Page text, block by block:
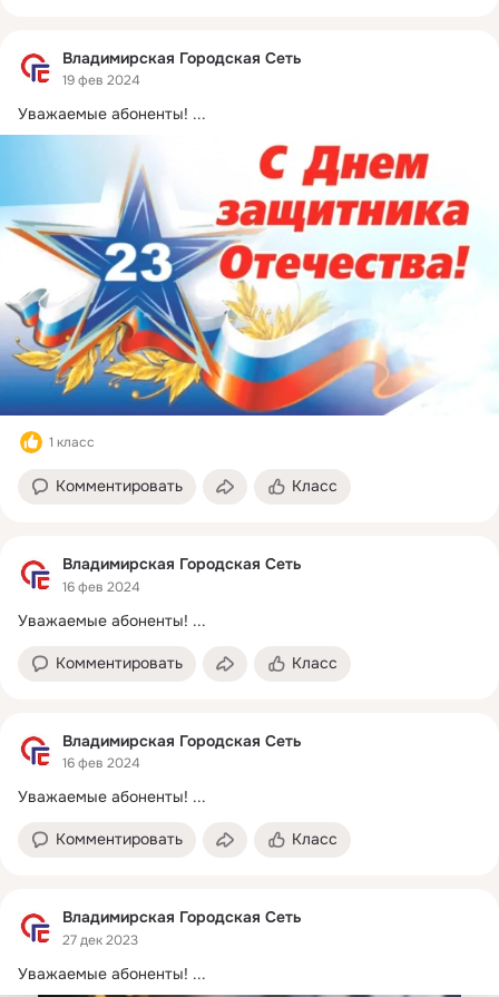
Владимирская Городская Сеть
19 фев 2024
Уважаемые абоненты! ...
1 класс
Комментировать Класс
Владимирская Городская Сеть
16 фев 2024
Уважаемые абоненты! ...
Комментировать Класс
Владимирская Городская Сеть
16 фев 2024
Уважаемые абоненты! ...
Комментировать Класс
Владимирская Городская Сеть
27 дек 2023
Уважаемые абоненты! ...